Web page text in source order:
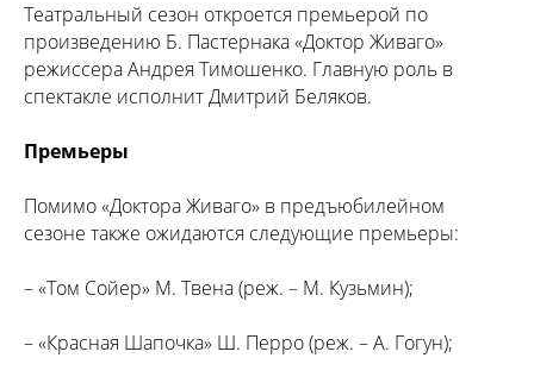
Театральный сезон откроется премьерой по
произведению Б. Пастернака «Доктор Живаго»
режиссера Андрея Тимошенко. Главную роль в
спектакле исполнит Дмитрий Беляков.
Премьеры
Помимо «Доктора Живаго» в предъюбилейном
сезоне также ожидаются следующие премьеры:
– «Том Сойер» М. Твена (реж. – М. Кузьмин);
– «Красная Шапочка» Ш. Перро (реж. – А. Гогун);